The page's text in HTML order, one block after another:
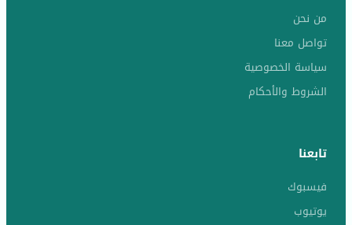
من نحن
تواصل معنا
سياسة الخصوصية
الشروط والأحكام
تابعنا
فيسبوك
يوتيوب